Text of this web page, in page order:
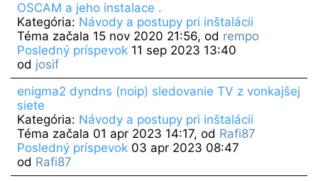
OSCAM a jeho instalace .
Kategória: Návody a postupy pri inštalácii
Téma začala 15 nov 2020 21:56, od rempo
Posledný príspevok11 sep 2023 13:40
od josif
enigma2 dyndns (noip) sledovanie TV z vonkajšej
siete
Kategória: Návody a postupy pri inštalácii
Téma začala 01 apr 2023 14:17, od Rafi87
Posledný príspevok03 apr 2023 08:47
od Rafi87